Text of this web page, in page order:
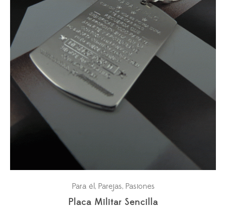
Para él, Parejas, Pasiones
Placa Militar Sencilla